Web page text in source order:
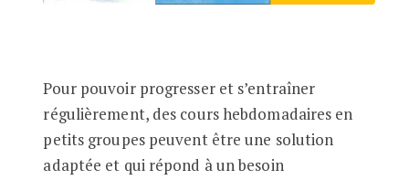
Pour pouvoir progresser et s’entraîner
régulièrement, des cours hebdomadaires en
petits groupes peuvent être une solution
adaptée et qui répond à un besoin